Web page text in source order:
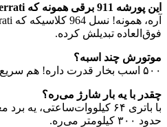
این پورشه 911 برقی همونه که Everrati ساخته؟
فوق‌العاده تبدیلش کرده.
موتورش چند اسبه؟
۵۰۰ اسب بخار قدرت داره! هم سریع و هم نرم می‌ره.
چقدر با یه بار شارژ می‌ره؟
با باتری ۶۴ کیلووات‌ساعتی،
حدود ۳۰۰ کیلومتر می‌ره.